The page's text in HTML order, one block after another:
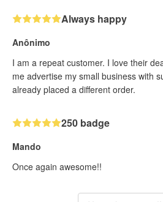
Always happy
Anônimo
I am a repeat customer. I love their
me advertise my small business with
already placed a different order.
250 badge
Mando
Once again awesome!!